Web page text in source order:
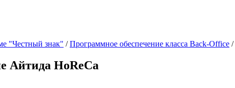
"Честный знак" / Программное обеспечение класса Back-Office /
Айтида HoReCa